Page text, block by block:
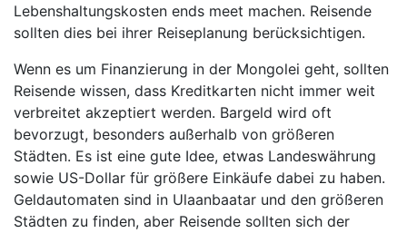
Lebenshaltungskosten ends meet machen. Reisende
sollten dies bei ihrer Reiseplanung berücksichtigen.
Wenn es um Finanzierung in der Mongolei geht, sollten
Reisende wissen, dass Kreditkarten nicht immer weit
verbreitet akzeptiert werden. Bargeld wird oft
bevorzugt, besonders außerhalb von größeren
Städten. Es ist eine gute Idee, etwas Landeswährung
sowie US-Dollar für größere Einkäufe dabei zu haben.
Geldautomaten sind in Ulaanbaatar und den größeren
Städten zu finden, aber Reisende sollten sich der